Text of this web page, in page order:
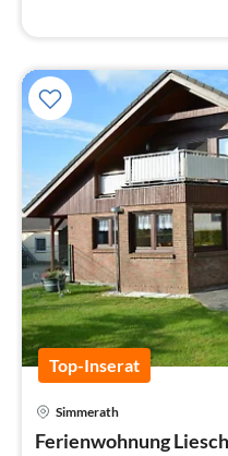
Top-Inserat
Simmerath
Ferienwohnung